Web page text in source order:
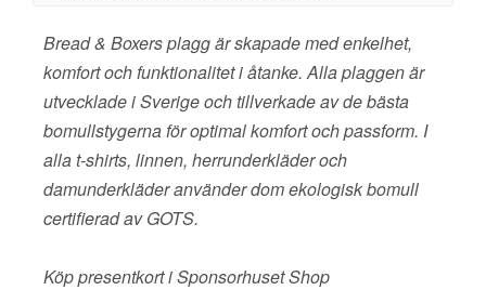
Bread & Boxers plagg är skapade med enkelhet,
komfort och funktionalitet i åtanke. Alla plaggen är
utvecklade i Sverige och tillverkade av de bästa
bomullstygerna för optimal komfort och passform. I
alla t-shirts, linnen, herrunderkläder och
damunderkläder använder dom ekologisk bomull
certifierad av GOTS.
Köp presentkort i Sponsorhuset Shop